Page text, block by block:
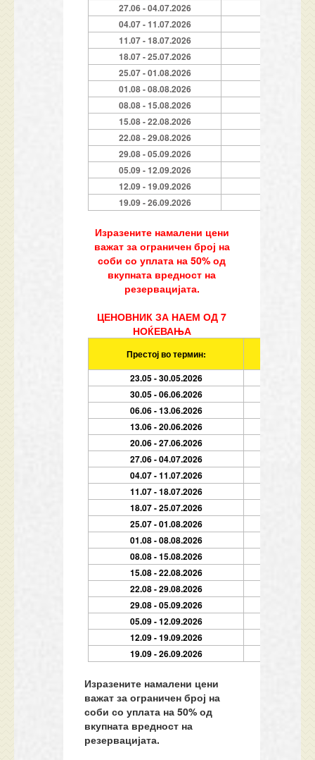
27.06 - 04.07.2026
04.07 - 11.07.2026
11.07 - 18.07.2026
18.07 - 25.07.2026
25.07 - 01.08.2026
01.08 - 08.08.2026
08.08 - 15.08.2026
15.08 - 22.08.2026
22.08 - 29.08.2026
29.08 - 05.09.2026
05.09 - 12.09.2026
12.09 - 19.09.2026
19.09 - 26.09.2026
Изразените намалени цени
важат за ограничен број на
соби со уплата на 50% од
вкупната вредност на
резервацијата.
ЦЕНОВНИК ЗА НАЕМ ОД 7
НОЌЕВАЊА
Престој во термин:
23.05 - 30.05.2026
30.05 - 06.06.2026
06.06 - 13.06.2026
13.06 - 20.06.2026
20.06 - 27.06.2026
27.06 - 04.07.2026
04.07 - 11.07.2026
11.07 - 18.07.2026
18.07 - 25.07.2026
25.07 - 01.08.2026
01.08 - 08.08.2026
08.08 - 15.08.2026
15.08 - 22.08.2026
22.08 - 29.08.2026
29.08 - 05.09.2026
05.09 - 12.09.2026
12.09 - 19.09.2026
19.09 - 26.09.2026
Изразените намалени цени
важат за ограничен број на
соби со уплата на 50% од
вкупната вредност на
резервацијата.